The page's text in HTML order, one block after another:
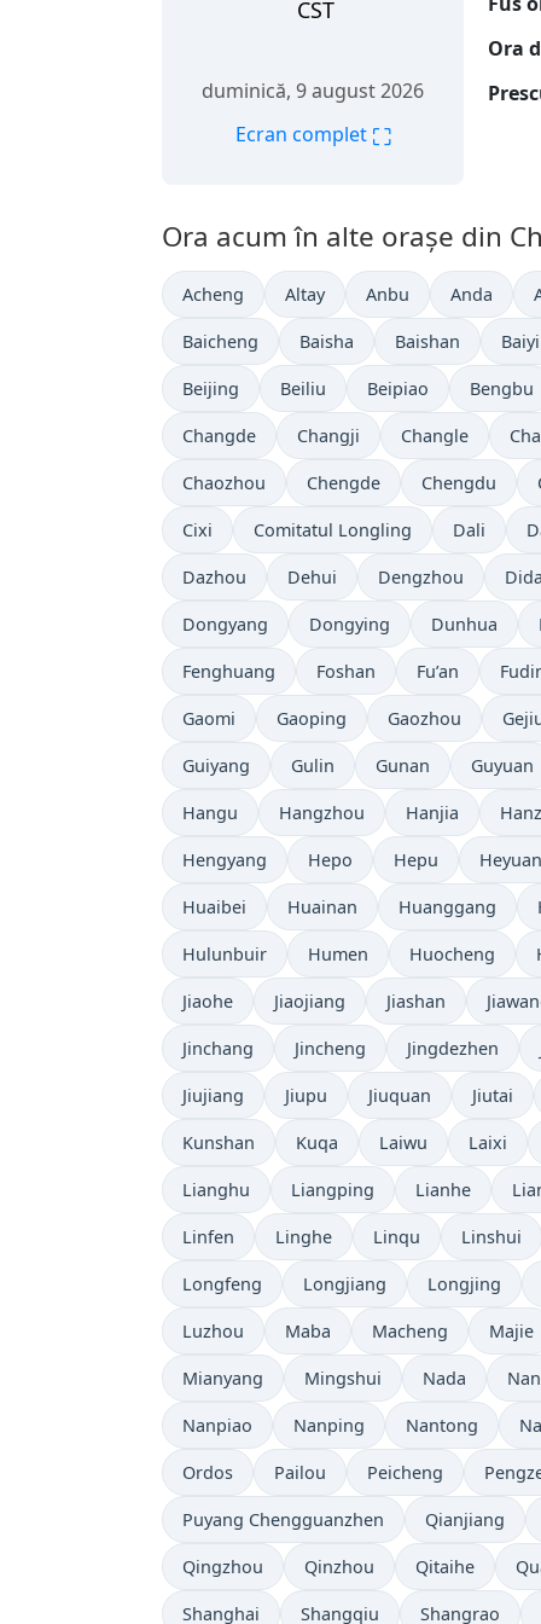
CST
duminică, 9 august 2026
Ecran complet ⛶
Ora
Ora acum în alte orașe din
Acheng Altay Anbu Anda
Baicheng Baisha Baishan
Beijing Beiliu Beipiao Bengbu
Changde Changji Changle
Chaozhou Chengde Chengdu
Cixi Comitatul Longling Dali
Dazhou Dehui Dengzhou
Dongyang Dongying Dunhua
Fenghuang Foshan Fu’an
Gaomi Gaoping Gaozhou
Guiyang Gulin Gunan Guyuan
Hangu Hangzhou Hanjia
Hengyang Hepo Hepu Heyuan
Huaibei Huainan Huanggang
Hulunbuir Humen Huocheng
Jiaohe Jiaojiang Jiashan
Jinchang Jincheng Jingdezhen
Jiujiang Jiupu Jiuquan Jiutai
Kunshan Kuqa Laiwu Laixi
Lianghu Liangping Lianhe
Linfen Linghe Linqu Linshui
Longfeng Longjiang Longjing
Luzhou Maba Macheng Majie
Mianyang Mingshui Nada
Nanpiao Nanping Nantong
Ordos Pailou Peicheng
Puyang Chengguanzhen Qianjiang
Qingzhou Qinzhou Qitaihe
Shanghai Shangqiu Shangrao